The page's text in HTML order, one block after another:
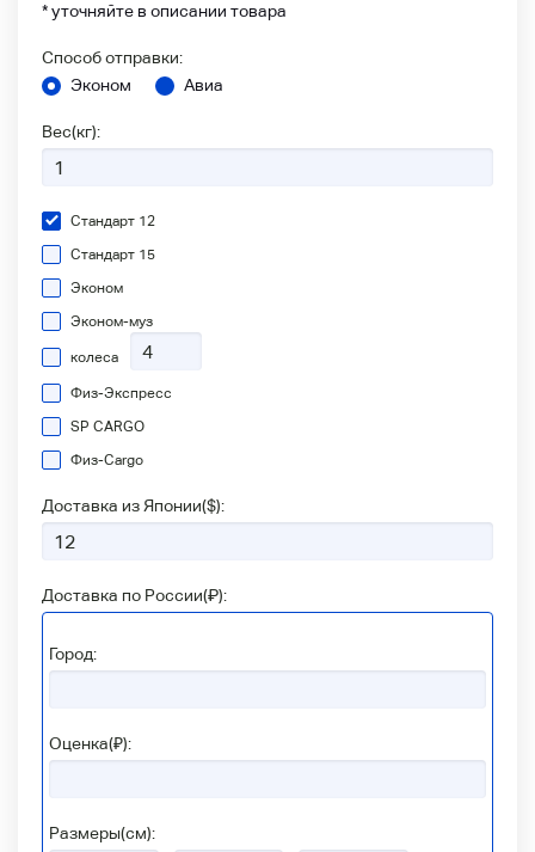
* уточняйте в описании товара
Способ отправки:
Эконом
Авиа
Вес(кг):
Стандарт 12
Стандарт 15
Эконом
Эконом-муз
колеса
Физ-Экспресс
SP CARGO
Физ-Сargo
Доставка из Японии($):
Доставка по России(₽):
Город:
Оценка(₽):
Размеры(см):